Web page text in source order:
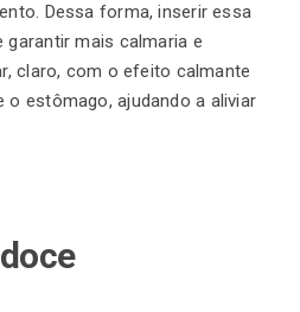
Dessa forma, inserir essa
garantir mais calmaria e
claro, com o efeito calmante
o estômago, ajudando a aliviar